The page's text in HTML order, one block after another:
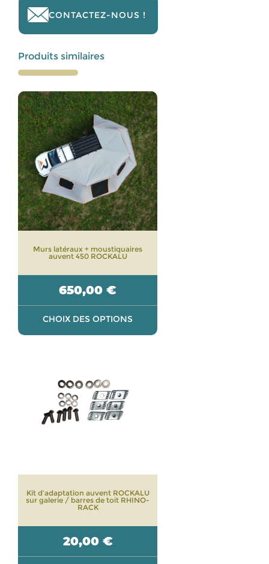
CONTACTEZ-NOUS !
Produits similaires
Murs latéraux + moustiquaires
auvent 450 ROCKALU
650,00 €
CHOIX DES OPTIONS
Ce
produit
a
plusieurs
variations.
Les
options
peuvent
être
choisies
Kit d’adaptation auvent ROCKALU
sur galerie / barres de toit RHINO-
RACK
20,00 €